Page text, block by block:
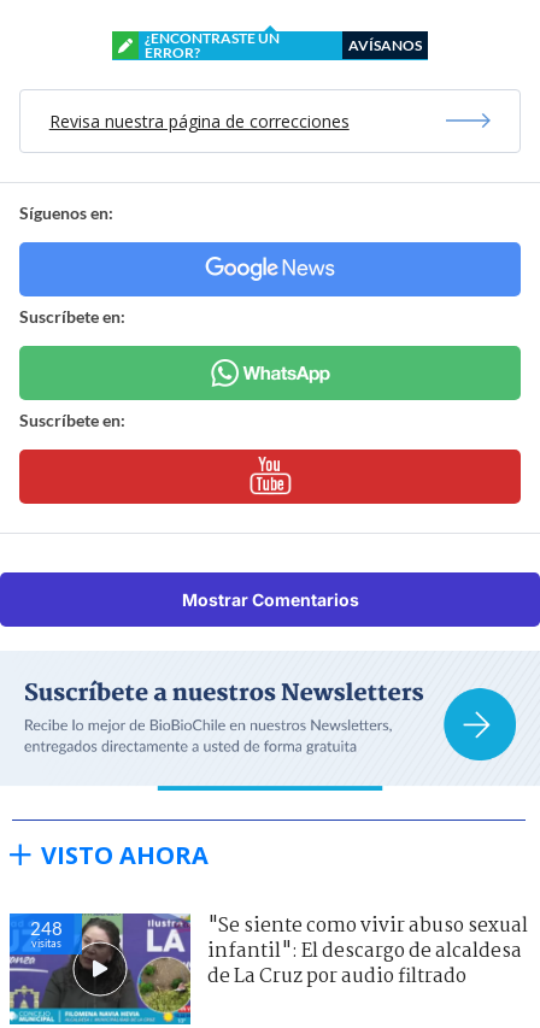
¿ENCONTRASTE UN
ERROR?
AVÍSANOS
Revisa nuestra página de correcciones
Síguenos en:
Suscríbete en:
Suscríbete en:
Mostrar Comentarios
VISTO AHORA
248
visitas
"Se siente como vivir abuso sexual
infantil": El descargo de alcaldesa
de La Cruz por audio filtrado